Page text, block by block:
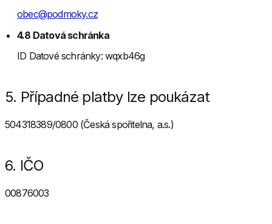
obec@podmoky.cz
4.8 Datová schránka
ID Datové schránky: wqxb46g
5. Případné platby lze poukázat
504318389/0800 (Česká spořitelna, a.s.)
6. IČO
00876003